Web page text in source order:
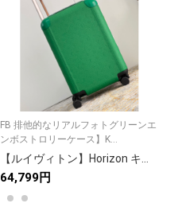
FB 排他的なリアルフォトグリーンエ
ンボストロリーケース】K...
【ルイヴィトン】Horizon キャリーケース 緑色モノグラム タウリロンレザー 上質な旅行バッグ 高級感のあるデザイン
64,799円